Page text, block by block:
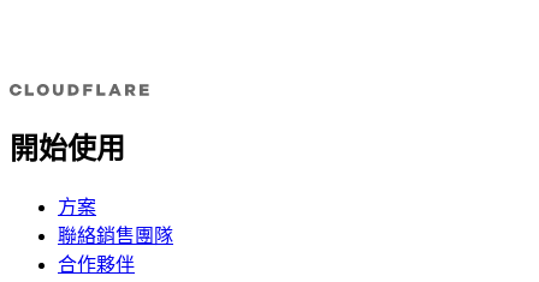
開始使用
方案
聯絡銷售團隊
合作夥伴